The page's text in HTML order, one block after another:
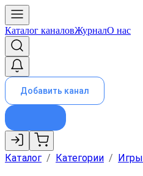
Каталог каналовЖурналО нас
Добавить канал
Каталог / Категории / Игры